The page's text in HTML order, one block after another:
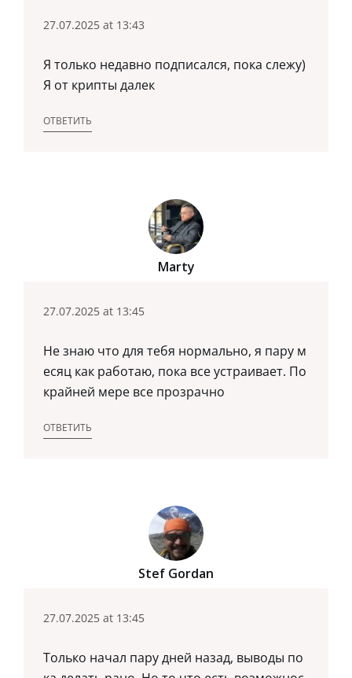
27.07.2025 at 13:43
Я только недавно подписался, пока слежу)
Я от крипты далек
ОТВЕТИТЬ
Marty
27.07.2025 at 13:45
Не знаю что для тебя нормально, я пару м
есяц как работаю, пока все устраивает. По
крайней мере все прозрачно
ОТВЕТИТЬ
Stef Gordan
27.07.2025 at 13:45
Только начал пару дней назад, выводы по